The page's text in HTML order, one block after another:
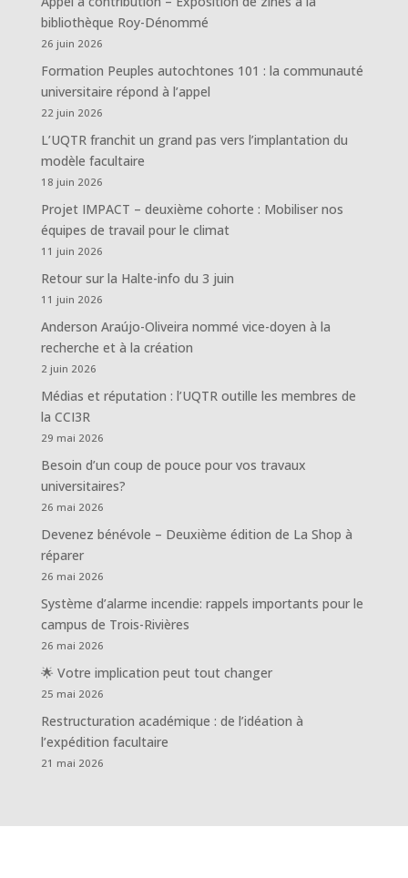
bibliothèque Roy-Dénommé
26 juin 2026
Formation Peuples autochtones 101 : la communauté
universitaire répond à l’appel
22 juin 2026
L’UQTR franchit un grand pas vers l’implantation du
modèle facultaire
18 juin 2026
Projet IMPACT – deuxième cohorte : Mobiliser nos
équipes de travail pour le climat
11 juin 2026
Retour sur la Halte-info du 3 juin
11 juin 2026
Anderson Araújo-Oliveira nommé vice-doyen à la
recherche et à la création
2 juin 2026
Médias et réputation : l’UQTR outille les membres de
la CCI3R
29 mai 2026
Besoin d’un coup de pouce pour vos travaux
universitaires?
26 mai 2026
Devenez bénévole – Deuxième édition de La Shop à
réparer
26 mai 2026
Système d’alarme incendie: rappels importants pour le
campus de Trois-Rivières
26 mai 2026
🌟 Votre implication peut tout changer
25 mai 2026
Restructuration académique : de l’idéation à
l’expédition facultaire
21 mai 2026